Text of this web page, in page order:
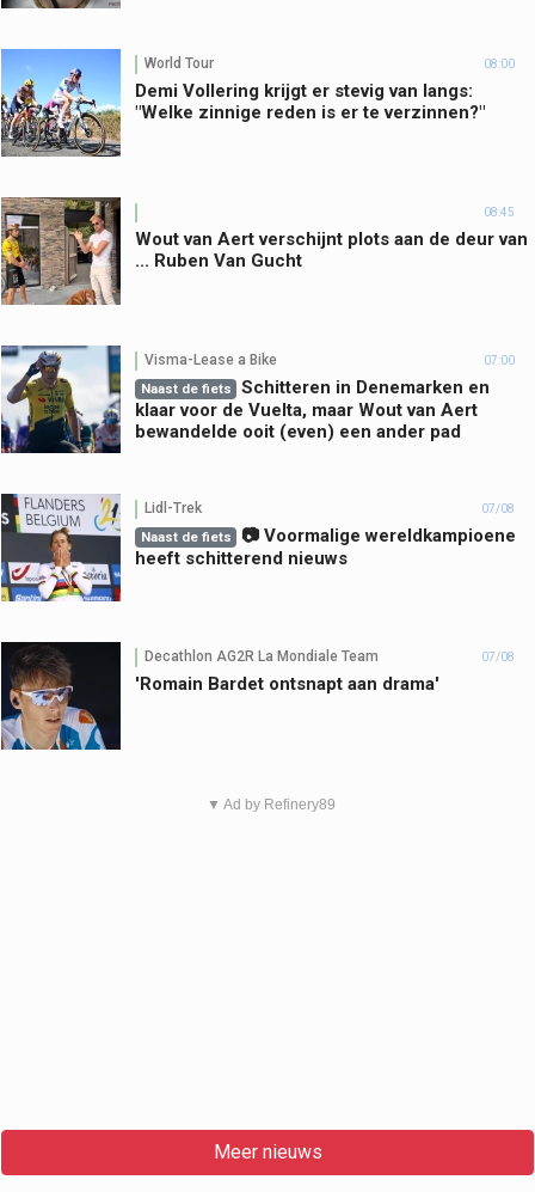
World Tour 08:00
Demi Vollering krijgt er stevig van langs:
"Welke zinnige reden is er te verzinnen?"
08:45
Wout van Aert verschijnt plots aan de deur van
... Ruben Van Gucht
Visma-Lease a Bike 07:00
Naast de fiets
Schitteren in Denemarken en
klaar voor de Vuelta, maar Wout van Aert
bewandelde ooit (even) een ander pad
Lidl-Trek 07/08
Naast de fiets
📷 Voormalige wereldkampioene
heeft schitterend nieuws
Decathlon AG2R La Mondiale Team 07/08
'Romain Bardet ontsnapt aan drama'
▼ Ad by Refinery89
Meer nieuws